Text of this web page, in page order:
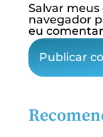
Salvar
navegador
eu